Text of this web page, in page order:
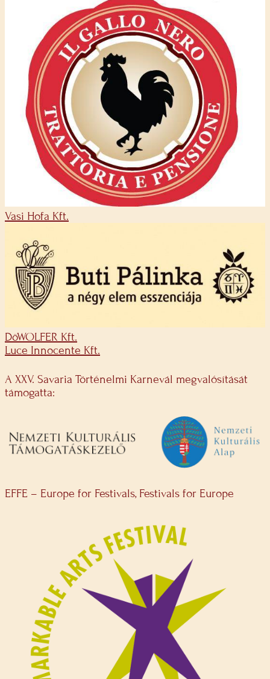
Vasi Hofa Kft.
DöWOLFER Kft.
Luce Innocente Kft.
A XXV. Savaria Történelmi Karnevál megvalósítását
támogatta:
EFFE – Europe for Festivals, Festivals for Europe